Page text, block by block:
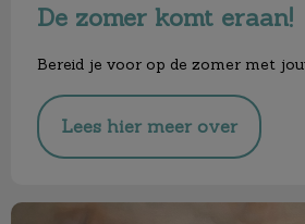
De zomer komt eraan!
Bereid je voor op de zomer met
Lees hier meer over
Cavia Vaccinatiedagen!